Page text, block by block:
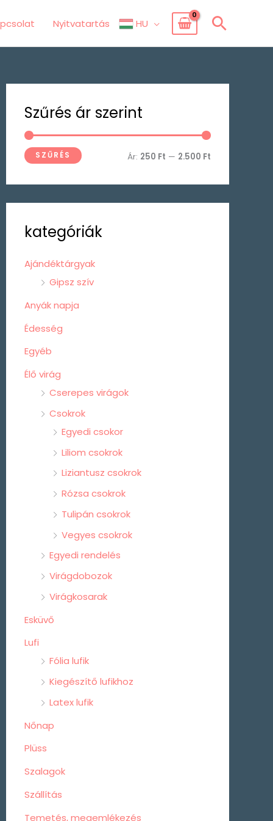
Nyitvatartás HU
Szűrés ár szerint
nx
SZŰRÉS Ár: 250 Ft — 2.500 Ft
kategóriák
Ajándéktárgyak
Gipsz szív
Anyák napja
Édesség
Egyéb
Élő virág
Cserepes virágok
Csokrok
Egyedi csokor
Liliom csokrok
Liziantusz csokrok
Rózsa csokrok
Tulipán csokrok
Vegyes csokrok
Egyedi rendelés
Virágdobozok
Virágkosarak
Esküvő
Lufi
Fólia lufik
Kiegészítő lufikhoz
Latex lufik
Nőnap
Plüss
Szalagok
Szállítás
Temetés, megemlékezés